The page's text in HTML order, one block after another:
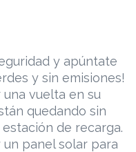
y apúntate
y sin emisiones!
una vuelta en su
quedando sin
de recarga.
panel solar para